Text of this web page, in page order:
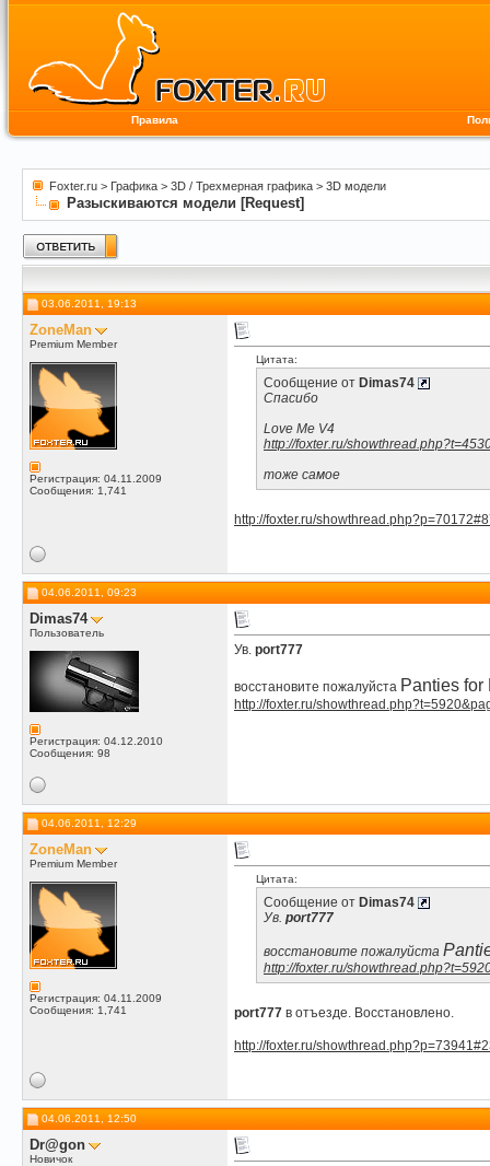
Правила
Foxter.ru > Графика > 3D / Трехмерная графика > 3D модели
Разыскиваются модели [Request]
03.06.2011, 19:13
ZoneMan
Premium Member
Регистрация: 04.11.2009
Сообщения: 1,741
Цитата:
Сообщение от Dimas74
Спасибо
Love Me V4
http://foxter.ru/
тоже самое
http://foxter.ru/
04.06.2011, 09:23
Dimas74
Пользователь
Регистрация: 04.12.2010
Сообщения: 98
Ув. port777
восстановите пожалуйста Panties for
http://foxter.ru/
04.06.2011, 12:29
ZoneMan
Premium Member
Регистрация: 04.11.2009
Сообщения: 1,741
Цитата:
Сообщение от Dimas74
Ув. port777
восстановите пожалуйста
http://foxter.ru/
port777 в отъезде. Восстановлено.
http://foxter.ru/
04.06.2011, 12:50
Dr@gon
Новичок